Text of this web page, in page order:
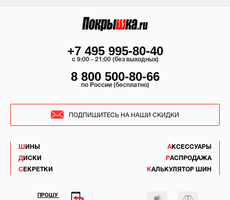
ШИНЫ
ДИСКИ
СЕКРЕТКИ
АКСЕССУАРЫ
РАСПРОДАЖА
КАЛЬКУЛЯТОР ШИН
+7 495 995-80-40
c 9:00 - 21:00 (без выходных)
8 800 500-80-66
по России (бесплатно)
ПОДПИШИТЕСЬ НА НАШИ СКИДКИ
ПРОШУ